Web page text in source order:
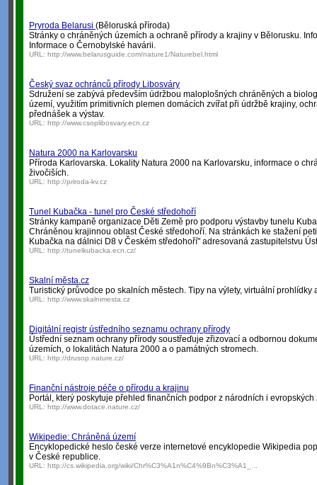
Pryroda Belarusi (Běloruská příroda)
Stránky o chráněných územích a ochraně přírody a krajiny v Bělorusku.
Informace o Černobylské havárii.
URL: http://www.belarusguide.com/nature1/Naturebel.html
Český svaz ochránců přírody Libosváry
Sdružení se zabývá především údržbou maloplošných chráněných a
území, využitím primitivních plemen domácích zvířat při údržbě krajiny,
přednášek a výstav.
URL: http://www.csoplibosvary.ecn.cz
Natura 2000 na Karlovarsku
Příroda Karlovarska. Lokality Natura 2000 na Karlovarsku, informace o
živočiších.
URL: http://priroda-kv.cz
Tunel Kubačka - tunel pro České středohoří
Stránky kampaně organizace Děti Země pro podporu výstavby tunelu
Chráněnou krajinnou oblast České středohoří. Na stránkách ke stažení
Kubačka na dálnici D8 v Českém středohoří" adresovaná zastupitelstvu
URL: http://tunelkubacka.ecn.cz/
Skalní města.cz
Turistický průvodce po skalních městech. Tipy na výlety, virtuální prohlídky
URL: http://www.skalnimesta.cz
Digitální registr ústředního seznamu ochrany přírody
Ústřední seznam ochrany přírody soustřeďuje zřizovací a odbornou
územích, o lokalitách Natura 2000 a o památných stromech.
URL: http://drusop.nature.cz/
Finanční nástroje péče o přírodu a krajinu
Portál, který poskytuje přehled finančních podpor z národních i evropských
URL: http://www.dotace.nature.cz/
Wikipedie: Chráněná území
Encyklopedické heslo české verze internetové encyklopedie Wikipedia
v České republice.
URL: http://cs.wikipedia.org/wiki/Chr%C3%A1n%C4%9Bn%C3%A1_...